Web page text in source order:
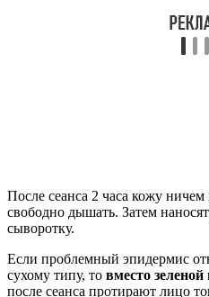
После сеанса 2 часа кожу
свободно дышать. Затем
сыворотку.
Если проблемный эпидермис
сухому типу, то вместо
после сеанса протирают лицо